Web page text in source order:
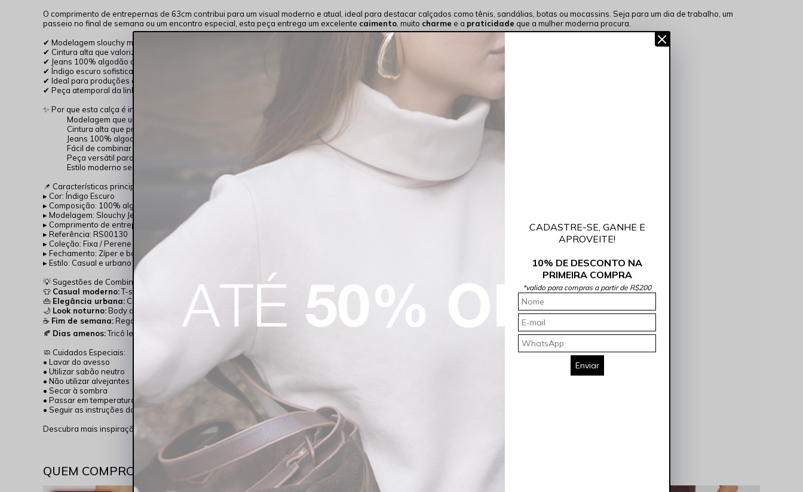
O comprimento de entrepernas de 63cm contribui para um visual moderno e atual, ideal para destacar calçados como tênis, sandálias, botas ou mocassins. Seja para um dia de trabalho, um
passeio no final de semana ou um encontro especial, esta peça entrega um excelente caimento , muito charme e a praticidade que a mulher moderna procura.
✔ Modelagem slouchy moderna e confortável
✔ Cintura alta que valoriza a silhueta
✔ Jeans 100% algodão com toque autêntico
✔ Índigo escuro sofisticado e versátil
✔ Ideal para produções casuais e elegantes
✔ Peça atemporal da linha fixa Rocksham
✨ Por que esta calça é indispensável?
Modelagem que une conforto e tendência
Cintura alta que proporciona melhor ajuste ao corpo
Jeans 100% algodão com visual premium
Fácil de combinar em diferentes ocasiões
Peça versátil para todas as estações do ano
Estilo moderno sem abrir mão do conforto
📌 Características principais:
▸ Cor: Índigo Escuro
▸ Composição: 100% algodão
▸ Modelagem: Slouchy Jeans Cintura Alta
▸ Comprimento de entrepernas: 63cm
▸ Referência: RS00130
▸ Coleção: Fixa / Perene
▸ Fechamento: Zíper e botão
▸ Estilo: Casual e urbano
💡 Sugestões de Combinação:
👕 Casual moderno:T-shirt básica + tênis branco
👜 Elegância urbana: Camisa de linho + mocassim
🌙 Look noturno:Body ajustado + sandália de salto
☕ Fim de semana:Regata canelada + papete estilizada
🍂 Dias amenos:Tricô leve + bota de cano curto
🧼 Cuidados Especiais:
• Lavar do avesso
• Utilizar sabão neutro
• Não utilizar alvejantes
• Secar à sombra
• Passar em temperatura moderada
• Seguir as instruções da etiqueta para maior durabilidade
Descubra mais inspirações e lançamentos acompanhando o Instagram da Rocksham: @RockshamJeans.
QUEM COMPROU VIU TAMBÉM
CADASTRE-SE, GANHE E
APROVEITE!
10% DE DESCONTO NA
PRIMEIRA COMPRA
*valido para compras a partir de R$200
Enviar